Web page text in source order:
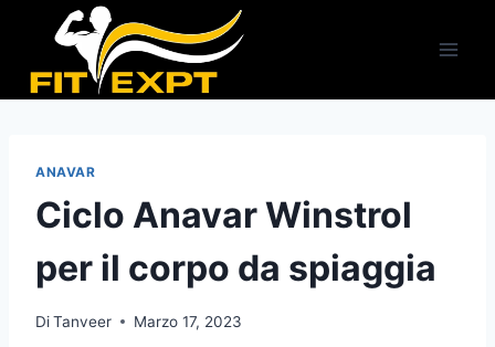
contenuto
ANAVAR
Ciclo Anavar Winstrol
per il corpo da spiaggia
DiTanveer Marzo 17, 2023